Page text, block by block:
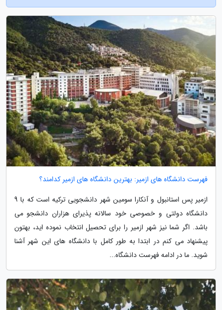
فهرست دانشگاه های ازمیر: بهترین دانشگاه های ازمیر کدامند؟
ازمیر پس استانبول و آنکارا سومین شهر دانشجویی ترکیه است که با 9
دانشگاه دولتی و خصوصی خود سالانه پذیرای هزاران دانشجو می
باشد. اگر شما نیز شهر ازمیر را برای تحصیل انتخاب نموده اید، بهتون
پیشنهاد می کنم در ابتدا به طور کامل با دانشگاه های این شهر آشنا
شوید. ما در ادامه فهرست دانشگاه...